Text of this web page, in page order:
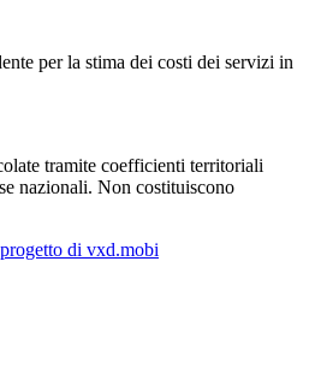
per la stima dei costi dei servizi in
tramite coefficienti territoriali
nazionali. Non costituiscono
di vxd.mobi